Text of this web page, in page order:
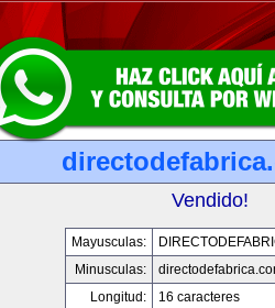
Vendido!
Mayusculas:
Minusculas:
Longitud:
16 caracteres